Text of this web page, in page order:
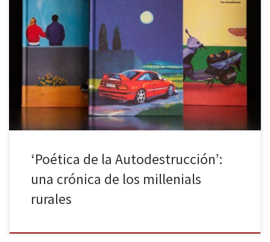
Juarma (Deifontes, Granada, 1981) empezó su trayectoria
haciendo fanzines y se consolidó como ilustrador y viñetista en
revistas como El Jueves. Y ha sabido transformar su mirada punk
en una voz literaria única al escribir como él lo hace: con un ritmo
visual, humano, rápido y sincero. Tras Al final […]
‘Poética de la Autodestrucción’:
una crónica de los millenials
rurales